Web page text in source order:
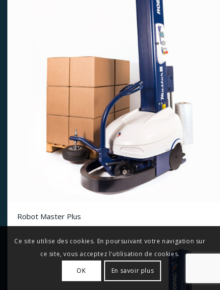
Robot Master Plus
Ce site utilise des cookies. En poursuivant votre navigation sur
ce site, vous acceptez l'utilisation de cookies.
OK En savoir plus